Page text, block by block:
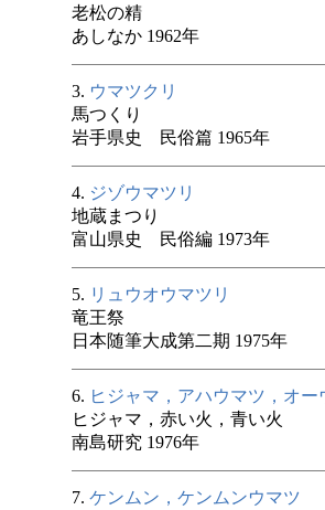
老松の精
あしなか 1962年
3. ウマツクリ
馬つくり
岩手県史 民俗篇 1965年
4. ジゾウマツリ
地蔵まつり
富山県史 民俗編 1973年
5. リュウオウマツリ
竜王祭
日本随筆大成第二期 1975年
6. ヒジャマ，アハウマツ，オー
ヒジャマ，赤い火，青い火
南島研究 1976年
7. ケンムン，ケンムンウマツ